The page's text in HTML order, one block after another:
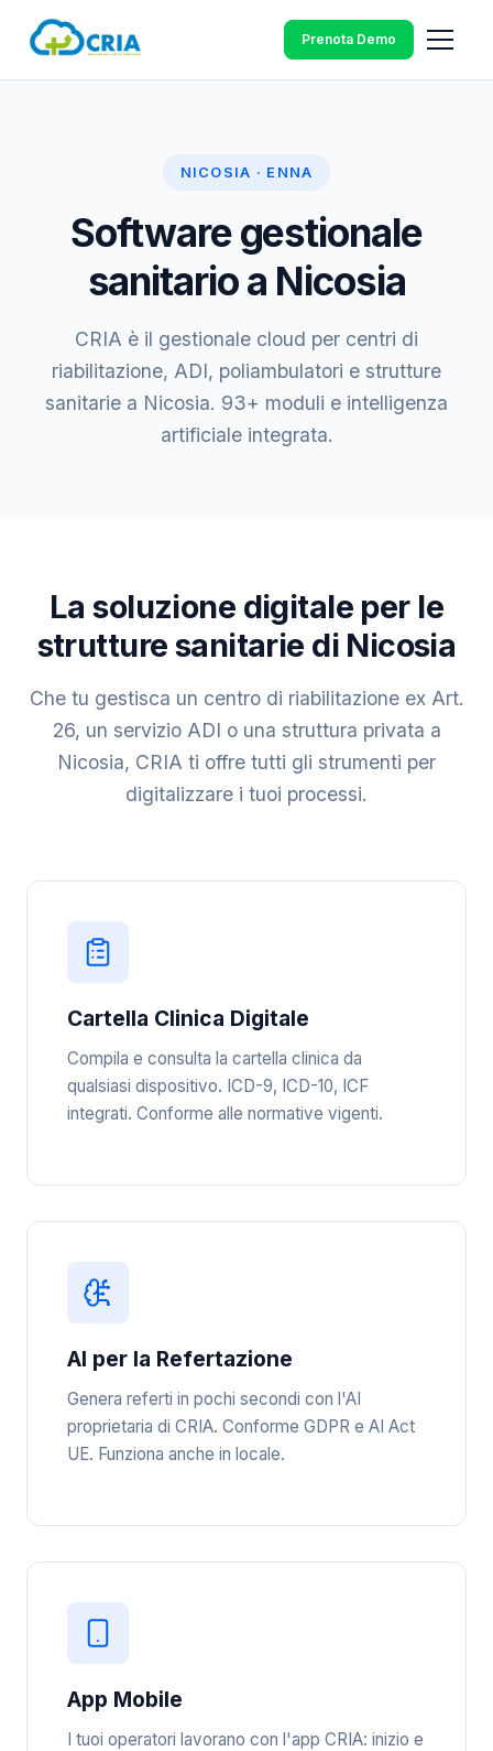
Prenota Demo
NICOSIA · ENNA
Software gestionale
sanitario a Nicosia
CRIA è il gestionale cloud per centri di
riabilitazione, ADI, poliambulatori e strutture
sanitarie a Nicosia. 93+ moduli e intelligenza
artificiale integrata.
La soluzione digitale per le
strutture sanitarie di Nicosia
Che tu gestisca un centro di riabilitazione ex Art.
26, un servizio ADI o una struttura privata a
Nicosia, CRIA ti offre tutti gli strumenti per
digitalizzare i tuoi processi.
Cartella Clinica Digitale
Compila e consulta la cartella clinica da
qualsiasi dispositivo. ICD-9, ICD-10, ICF
integrati. Conforme alle normative vigenti.
AI per la Refertazione
Genera referti in pochi secondi con l'AI
proprietaria di CRIA. Conforme GDPR e AI Act
UE. Funziona anche in locale.
App Mobile
I tuoi operatori lavorano con l'app CRIA: inizio e